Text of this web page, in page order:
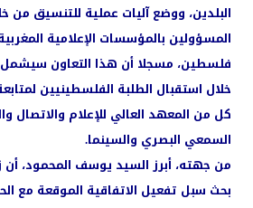
البلدين، ووضع آليات عملية للتنسيق من
المسؤولين بالمؤسسات الإعلامية
فلسطين، مسجلا أن هذا التعاون سيشمل
خلال استقبال الطلبة الفلسطينيين
كل من المعهد العالي للإعلام والاتصال
السمعي البصري والسينما.
من جهته، أبرز السيد يوسف المحمود، أن
بحث سبل تفعيل الاتفاقية الموقعة مع